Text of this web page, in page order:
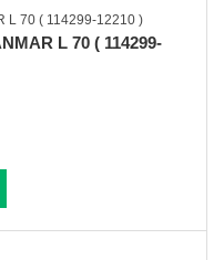
L 70 ( 114299-